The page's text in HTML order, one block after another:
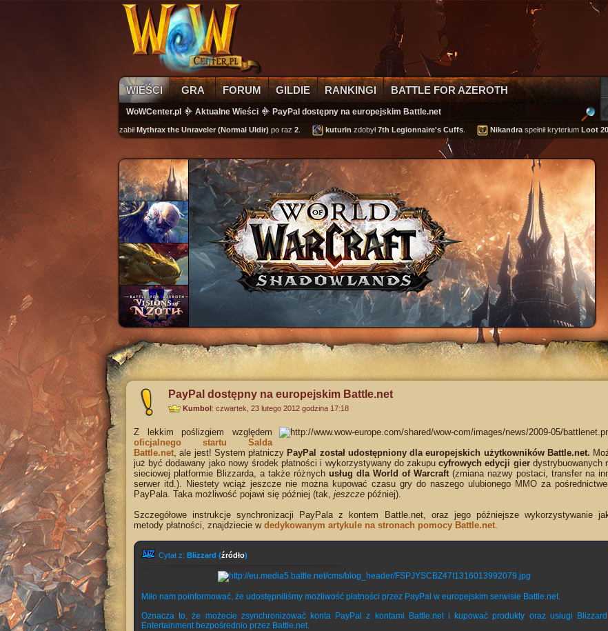
WIEŚCI GRA FORUM GILDIE RANKINGI BATTLE FOR AZEROTH
WoWCenter.pl Aktualne Wieści PayPal dostępny na europejskim Battle.net
Mythrax the Unraveler (Normal Uldir)po raz2. kuturinzdobył7th Legionnaire's Cuffs. Nikandraspełnił kryteriumLoot 200,000
PayPal dostępny na europejskim Battle.net
Kumbol: czwartek, 23 lutego 2012 godzina 17:18
Z lekkim poślizgiem względem
oficjalnego startu Salda
Battle.net, ale jest! System płatniczy PayPal został udostępniony dla europejskich użytkowników Battle.net.
już być dodawany jako nowy środek płatności i wykorzystywany do zakupucyfrowych edycji gierdystrybuowanych
sieciowej platformie Blizzarda, a także różnych usług dla World of Warcraft(zmiana nazwy postaci, transfer na
serwer itd.). Niestety wciąż jeszcze nie można kupować czasu gry do naszego ulubionego MMO za
PayPala. Taka możliwość pojawi się później (tak, jeszcze później).
Szczegółowe instrukcje synchronizacji PayPala z kontem Battle.net, oraz jego późniejsze wykorzystywanie
metody płatności, znajdziecie w dedykowanym artykule na stronach pomocy Battle.net.
Cytat z: Blizzard (źródło)
Miło nam poinformować, że udostępniliśmy możliwość płatności przez PayPal w europejskim serwisie Battle.net.
Oznacza to, że możecie zsynchronizować konta PayPal z kontami Battle.net i kupować produkty oraz usługi Blizzard
Entertainment bezpośrednio przez Battle.net.